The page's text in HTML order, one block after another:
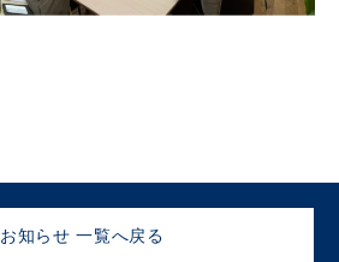
お知らせ 一覧へ戻る